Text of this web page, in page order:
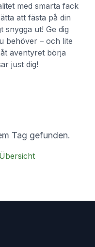
med smarta fack
att fästa på din
snygga ut! Ge dig
behöver – och lite
äventyret börja
just dig!
Tag gefunden.